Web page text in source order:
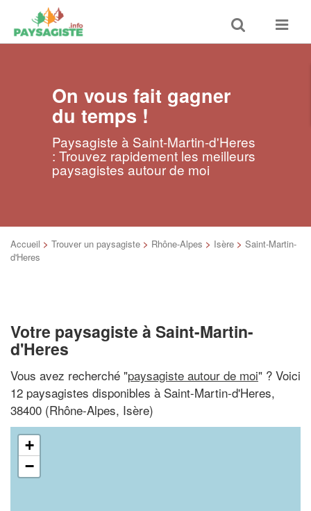
Toggle
search
Toggle
On vous fait gagner
du temps !
Paysagiste à Saint-Martin-d'Heres
: Trouvez rapidement les meilleurs
paysagistes autour de moi
Accueil > Trouver un paysagiste > Rhône-Alpes > Isère > Saint-Martin-
d'Heres
Votre paysagiste à Saint-Martin-
d'Heres
Vous avez recherché "paysagiste autour de moi" ? Voici
12 paysagistes disponibles à Saint-Martin-d'Heres,
38400 (Rhône-Alpes, Isère)
+
−